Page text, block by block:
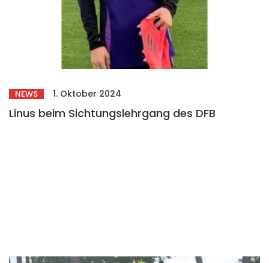
NEWS 1. Oktober 2024
Linus beim Sichtungslehrgang des DFB